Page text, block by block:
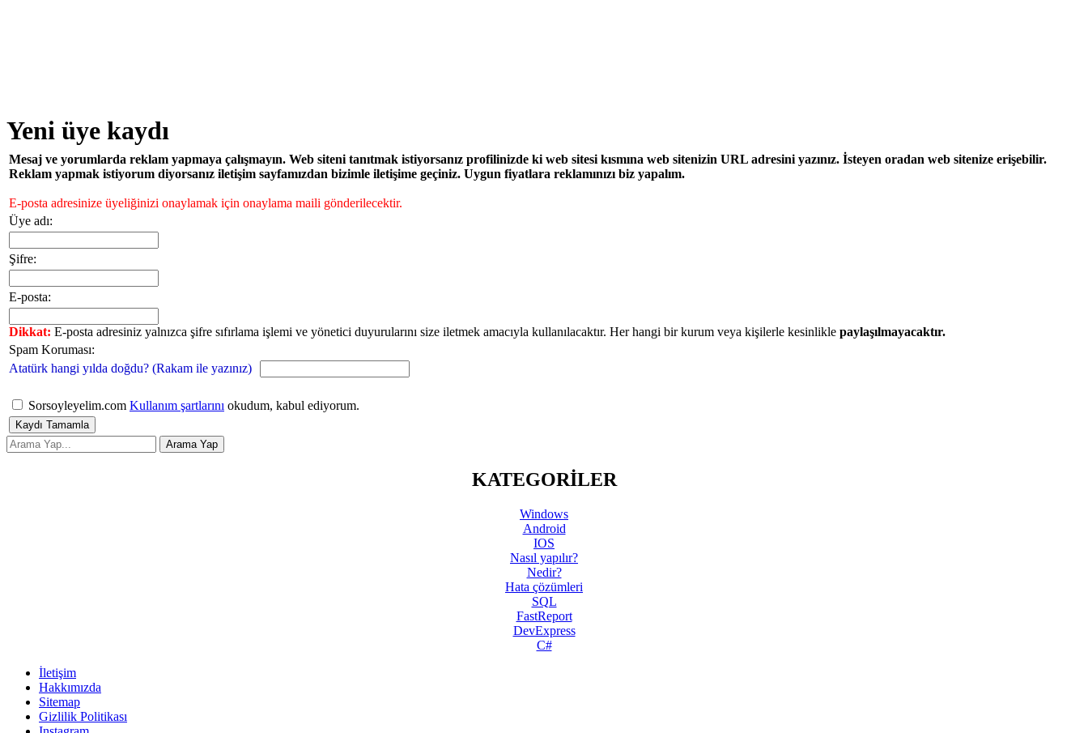
Yeni üye kaydı
Mesaj ve yorumlarda reklam yapmaya çalışmayın. Web siteni tanıtmak istiyorsanız profilinizde ki web sitesi kısmına web sitenizin URL adresini yazınız. İsteyen oradan web sitenize erişebilir.
Reklam yapmak istiyorum diyorsanız iletişim sayfamızdan bizimle iletişime geçiniz. Uygun fiyatlara reklamınızı biz yapalım.
E-posta adresinize üyeliğinizi onaylamak için onaylama maili gönderilecektir.
Üye adı:
Şifre:
E-posta:
Dikkat: E-posta adresiniz yalnızca şifre sıfırlama işlemi ve yönetici duyurularını size iletmek amacıyla kullanılacaktır. Her hangi bir kurum veya kişilerle kesinlikle paylaşılmayacaktır.
Spam Koruması:
Atatürk hangi yılda doğdu? (Rakam ile yazınız)
Sorsoyleyelim.com Kullanım şartlarını okudum, kabul ediyorum.
KATEGORİLER
Windows
Android
IOS
Nasıl yapılır?
Nedir?
Hata çözümleri
SQL
FastReport
DevExpress
C#
İletişim
Hakkımızda
Sitemap
Gizlilik Politikası